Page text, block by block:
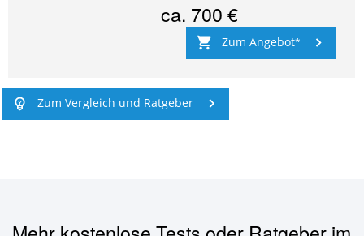
ca. 700 €
Zum Angebot
Zum Vergleich und Ratgeber